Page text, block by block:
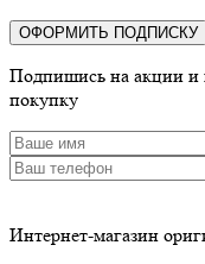
ОФОРМИТЬ ПОДПИСКУ
Подпишись на акции и
покупку
Интернет-магазин